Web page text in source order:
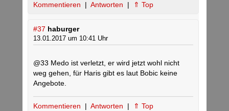
Kommentieren | Antworten | ⇑ Top
#37 haburger
13.01.2017 um 10:41 Uhr
@33 Medo ist verletzt, er wird jetzt wohl nicht
weg gehen, für Haris gibt es laut Bobic keine
Angebote.
Kommentieren | Antworten | ⇑ Top